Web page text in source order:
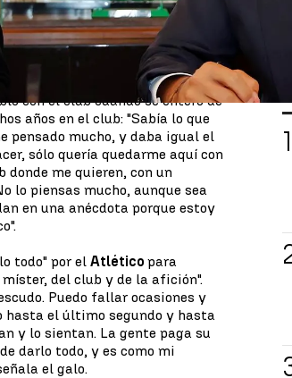
Quería seguir aquí, ser un
entrenador, de los compañeros,
podía para seguir", ha
con el club cuando se enteró de
años en el club: "Sabía lo que
pensado mucho, y daba igual el
sólo quería quedarme aquí con
me quieren, con un
lo piensas mucho, aunque sea
en una anécdota porque estoy
todo" por el Atlético para
del club y de la afición".
Puedo fallar ocasiones y
hasta el último segundo y hasta
y lo sientan. La gente paga su
darlo todo, y es como mi
el galo.